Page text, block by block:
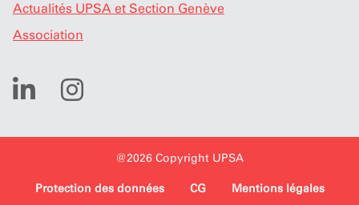
Actualités UPSA et Section Genève
Association
@2026 Copyright UPSA
Protection des données CG Mentions légales